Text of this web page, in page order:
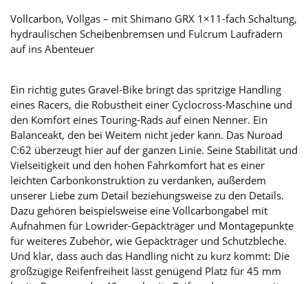
Vollcarbon, Vollgas – mit Shimano GRX 1×11-fach Schaltung,
hydraulischen Scheibenbremsen und Fulcrum Laufrädern
auf ins Abenteuer
Ein richtig gutes Gravel-Bike bringt das spritzige Handling
eines Racers, die Robustheit einer Cyclocross-Maschine und
den Komfort eines Touring-Rads auf einen Nenner. Ein
Balanceakt, den bei Weitem nicht jeder kann. Das Nuroad
C:62 überzeugt hier auf der ganzen Linie. Seine Stabilität und
Vielseitigkeit und den hohen Fahrkomfort hat es einer
leichten Carbonkonstruktion zu verdanken, außerdem
unserer Liebe zum Detail beziehungsweise zu den Details.
Dazu gehören beispielsweise eine Vollcarbongabel mit
Aufnahmen für Lowrider-Gepäckträger und Montagepunkte
für weiteres Zubehör, wie Gepäckträger und Schutzbleche.
Und klar, dass auch das Handling nicht zu kurz kommt: Die
großzügige Reifenfreiheit lässt genügend Platz für 45 mm